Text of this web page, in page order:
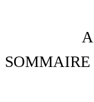
SOMMAIRE